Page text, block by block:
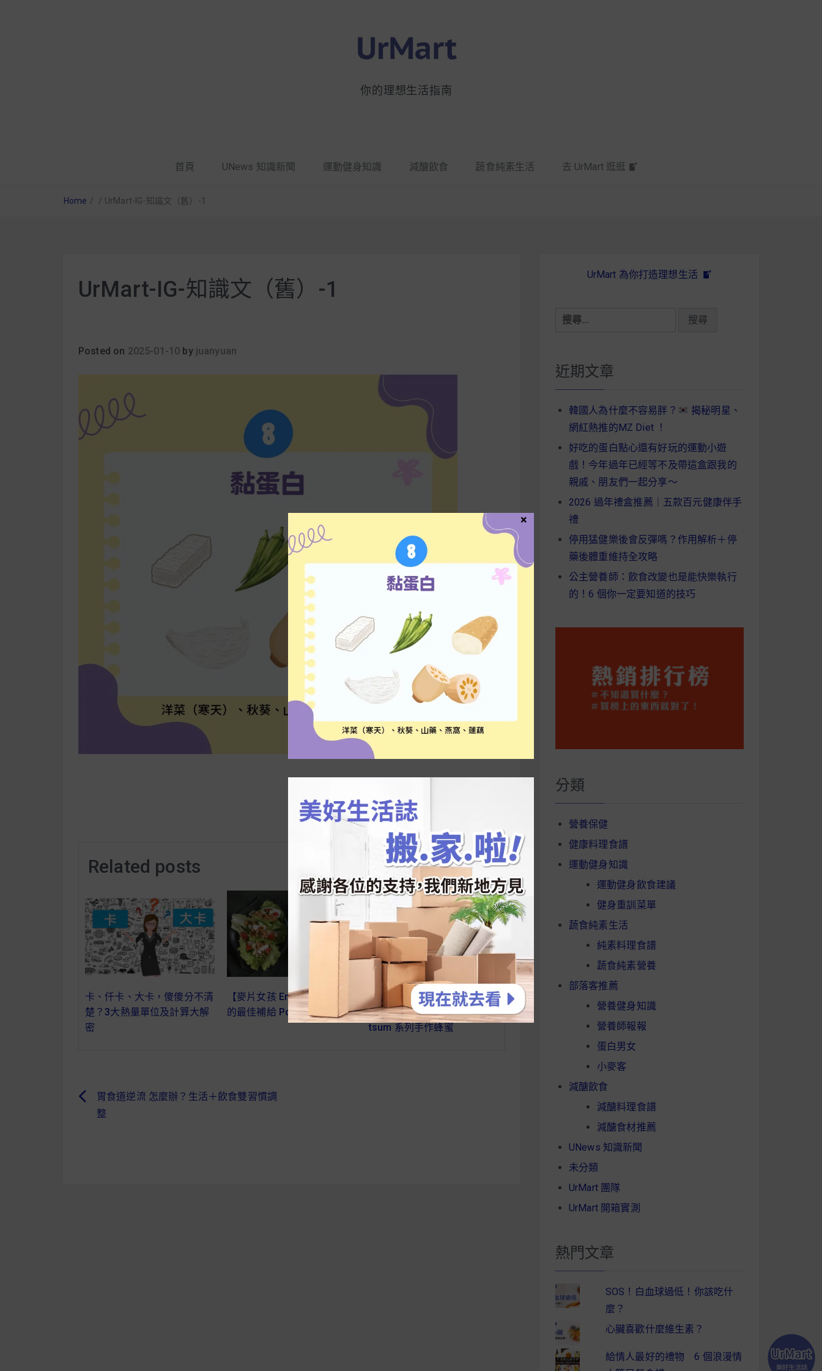
你的理想生活指南
首頁 UNews 知識新聞 運動健身知識 減醣飲食 蔬食純素生活 去 UrMart 逛逛
Home / / UrMart-IG-知識文（舊）-1
UrMart-IG-知識文（舊）-1
Posted on 2025-01-10 by juanyuan
Related posts
卡、仟卡、大卡，傻傻分不清
楚？3大熱量單位及計算大解
密
【麥片女孩 Emily】早晨醒腦
的最佳補給 Post 香蕉脆片
【 麥片女孩 Shelly 】誰都難
以抵擋的～迪士尼 tsum
tsum 系列手作蜂蜜
文
胃食道逆流 怎麼辦？生活＋飲食雙習慣調
整
UrMart 為你打造理想生活
搜
鍵
近期文章
韓國人為什麼不容易胖？
揭秘明星、
網紅熱推的MZ Diet ！
好吃的蛋白點心還有好玩的運動小遊
戲！今年過年已經等不及帶這盒跟我的
親戚、朋友們一起分享～
2026 過年禮盒推薦｜五款百元健康伴手
禮
停用猛健樂後會反彈嗎？作用解析＋停
藥後體重維持全攻略
公主營養師：飲食改變也是能快樂執行
的！6 個你一定要知道的技巧
分類
營養保健
健康料理食譜
運動健身知識
運動健身飲食建議
健身重訓菜單
蔬食純素生活
純素料理食譜
蔬食純素營養
部落客推薦
營養健身知識
營養師報報
蛋白男女
小麥客
減醣飲食
減醣料理食譜
減醣食材推薦
UNews 知識新聞
未分類
UrMart 團隊
UrMart 開箱實測
熱門文章
SOS！白血球過低！你該吃什
麼？
心臟喜歡什麼維生素？
給情人最好的禮物 6 個浪漫情
×